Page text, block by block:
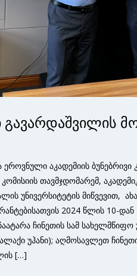
გავარდაშვილის
აკადემიის ბუნებრივი
თავმჯდომარემ,
უნივერსიტეტის მიწვევით,
2024 წლის 10-
ჩინეთის სამ
უჰანი); აღმოსავლეთ
[…]